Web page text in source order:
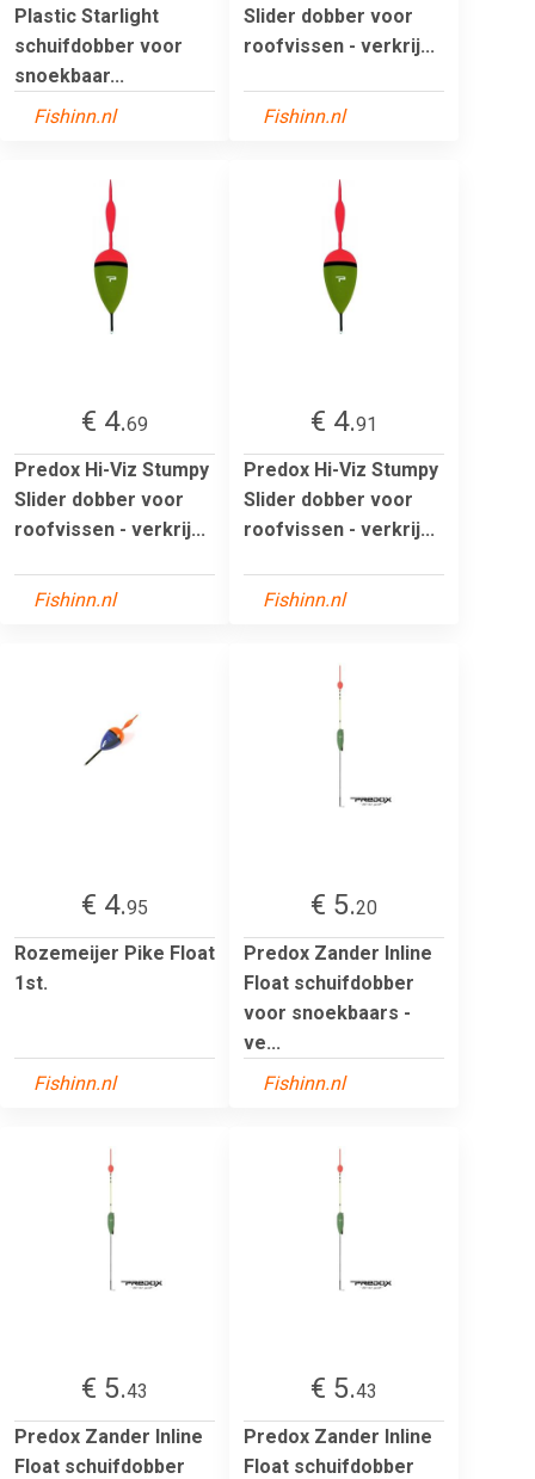
Plastic Starlight
schuifdobber voor
snoekbaar...
Fishinn.nl
Slider dobber voor
roofvissen - verkrij...
Fishinn.nl
€ 4.69
Predox Hi-Viz Stumpy
Slider dobber voor
roofvissen - verkrij...
Fishinn.nl
€ 4.91
Predox Hi-Viz Stumpy
Slider dobber voor
roofvissen - verkrij...
Fishinn.nl
€ 4.95
Rozemeijer Pike Float
1st.
Fishinn.nl
€ 5.20
Predox Zander Inline
Float schuifdobber
voor snoekbaars -
ve...
Fishinn.nl
€ 5.43
Predox Zander Inline
Float schuifdobber
€ 5.43
Predox Zander Inline
Float schuifdobber